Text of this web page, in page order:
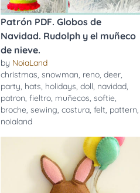
Patrón PDF. Globos de
Navidad. Rudolph y el muñeco
de nieve.
by NoiaLand
christmas,snowman, reno,deer,
party, hats, holidays,doll, navidad,
patron,fieltro, muñecos,softie,
broche,sewing,costura,felt, pattern,
noialand